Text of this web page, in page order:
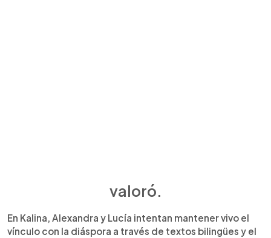
valoró.
En Kalina, Alexandra y Lucía intentan mantener vivo el
vínculo con la diáspora a través de textos bilingües y el